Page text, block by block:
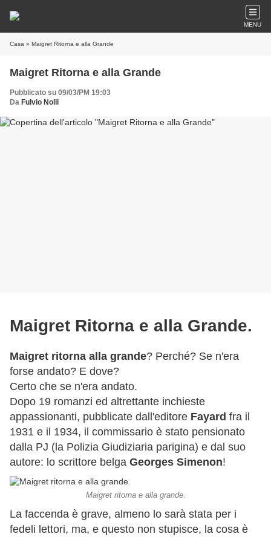
MENU
Casa » Maigret Ritorna e alla Grande
Maigret Ritorna e alla Grande
Pubblicato su 09/03/PM 19:03
Da Fulvio Nolli
Maigret Ritorna e alla Grande.
Maigret ritorna alla grande? Perché? Se n'era
forse andato? E dove?
Certo che se n'era andato.
Dopo 19 romanzi ed altrettante inchieste
appassionanti, pubblicate dall'editore Fayard fra il
1931 e il 1934, il commissario è stato pensionato
dalla PJ (la Polizia Giudiziaria parigina) e dal suo
autore: lo scrittore belga Georges Simenon!
Maigret ritorna e alla grande.
La faccenda è grave, almeno lo sarà stata per i
fedeli lettori, ma, e questo non stupisce, la cosa è